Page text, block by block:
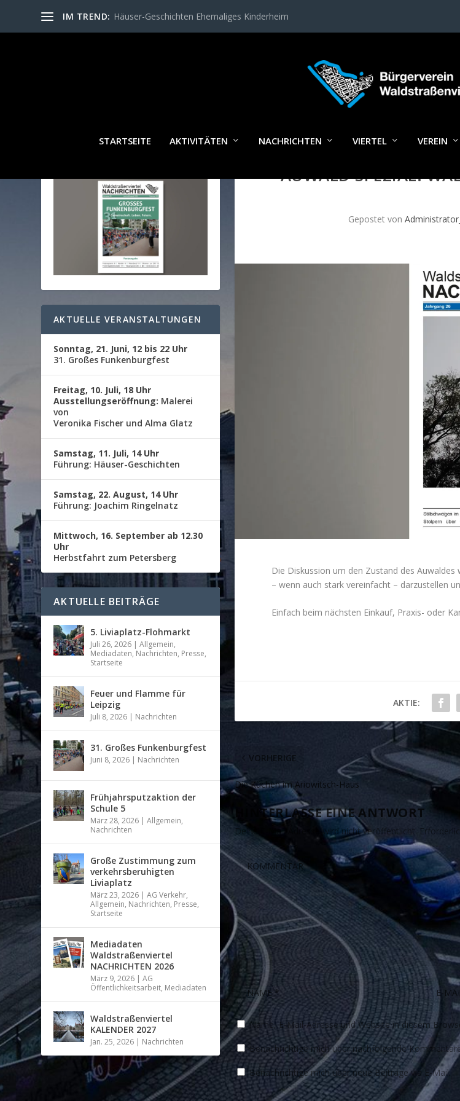
IM TREND: Häuser-Geschichten Ehemaliges Kinderheim
STARTSEITE AKTIVITÄTEN NACHRICHTEN VIERTEL VEREIN
AUWALD SPEZIAL:
Gepostet von
Die Diskussion um den Zustand des
– wenn auch stark vereinfacht – darzustellen
Einfach beim nächsten Einkauf, Praxis- oder
AKTIE:
VORHERIGE
Die Küchen im Ariowitsch-Haus
HINTERLASSE EINE ANTWORT
Deine E-Mail-Adresse wird nicht veröffentlicht.
Name, E-Mail-Adresse und Website in diesem
Benachrichtige mich über nachfolgende
Benachrichtige mich über neue Beiträge via E-Mail.
WALDSTRASSENVIERTEL N
AKTUELLE VERANSTALTUNGEN
Sonntag, 21. Juni, 12 bis 22 Uhr
31. Großes Funkenburgfest
Freitag, 10. Juli, 18 Uhr
Ausstellungseröffnung: Malerei
von
Veronika Fischer und Alma Glatz
Samstag, 11. Juli, 14 Uhr
Führung: Häuser-Geschichten
Samstag, 22. August, 14 Uhr
Führung: Joachim Ringelnatz
Mittwoch, 16. September ab 12.30
Uhr
Herbstfahrt zum Petersberg
AKTUELLE BEITRÄGE
5. Liviaplatz-Flohmarkt
Juli 26, 2026 |Allgemein,
Mediadaten, Nachrichten, Presse,
Startseite
Feuer und Flamme für
Leipzig
Juli 8, 2026 | Nachrichten
31. Großes Funkenburgfest
Juni 8, 2026 | Nachrichten
Frühjahrsputzaktion der
Schule 5
März 28, 2026 |Allgemein,
Nachrichten
Große Zustimmung zum
verkehrsberuhigten
Liviaplatz
März 23, 2026 |AG Verkehr,
Allgemein, Nachrichten, Presse,
Startseite
Mediadaten
Waldstraßenviertel
NACHRICHTEN 2026
März 9, 2026 |AG
Öffentlichkeitsarbeit, Mediadaten
Waldstraßenviertel
KALENDER 2027
Jan. 25, 2026 | Nachrichten